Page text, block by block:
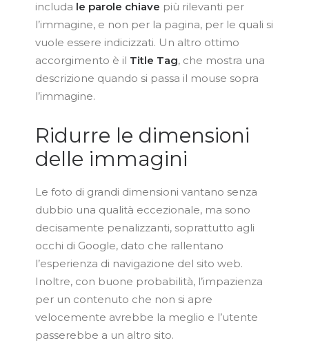
includa le parole chiave più rilevanti per
l’immagine, e non per la pagina, per le quali si
vuole essere indicizzati. Un altro ottimo
accorgimento è il Title Tag, che mostra una
descrizione quando si passa il mouse sopra
l’immagine.
Ridurre le dimensioni
delle immagini
Le foto di grandi dimensioni vantano senza
dubbio una qualità eccezionale, ma sono
decisamente penalizzanti, soprattutto agli
occhi di Google, dato che rallentano
l’esperienza di navigazione del sito web.
Inoltre, con buone probabilità, l’impazienza
per un contenuto che non si apre
velocemente avrebbe la meglio e l’utente
passerebbe a un altro sito.